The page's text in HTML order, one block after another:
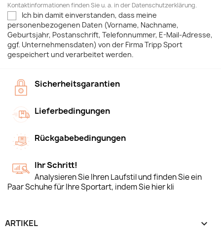
Kontaktinformationen finden Sie u. a. in der Datenschutzerklärung.
Ich bin damit einverstanden, dass meine
personenbezogenen Daten (Vorname, Nachname,
Geburtsjahr, Postanschrift, Telefonnummer, E-Mail-Adresse,
ggf. Unternehmensdaten) von der Firma Tripp Sport
gespeichert und verarbeitet werden.
Sicherheitsgarantien
Lieferbedingungen
Rückgabebedingungen
Ihr Schritt!
Analysieren Sie Ihren Laufstil und finden Sie ein
Paar Schuhe für Ihre Sportart, indem Sie hier kli
ARTIKEL 